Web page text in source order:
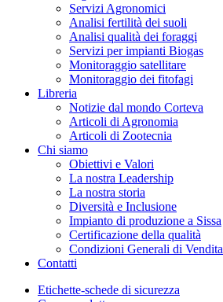
Servizi Agronomici
Analisi fertilità dei suoli
Analisi qualità dei foraggi
Servizi per impianti Biogas
Monitoraggio satellitare
Monitoraggio dei fitofagi
Libreria
Notizie dal mondo Corteva
Articoli di Agronomia
Articoli di Zootecnia
Chi siamo
Obiettivi e Valori
La nostra Leadership
La nostra storia
Diversità e Inclusione
Impianto di produzione a Sissa
Certificazione della qualità
Condizioni Generali di Vendita
Contatti
Etichette-schede di sicurezza